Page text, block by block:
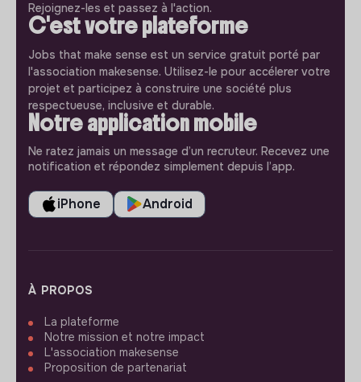
Rejoignez-les et passez à l'action.
C'est votre plateforme
Jobs that make sense est un service gratuit porté par
l'association makesense. Utilisez-le pour accélerer votre
projet et participez à construire une société plus
respectueuse, inclusive et durable.
Notre application mobile
Ne ratez jamais un message d’un recruteur. Recevez une
notification et répondez simplement depuis l’app.
iPhone Android
À PROPOS
La plateforme
Notre mission et notre impact
L'association makesense
Proposition de partenariat